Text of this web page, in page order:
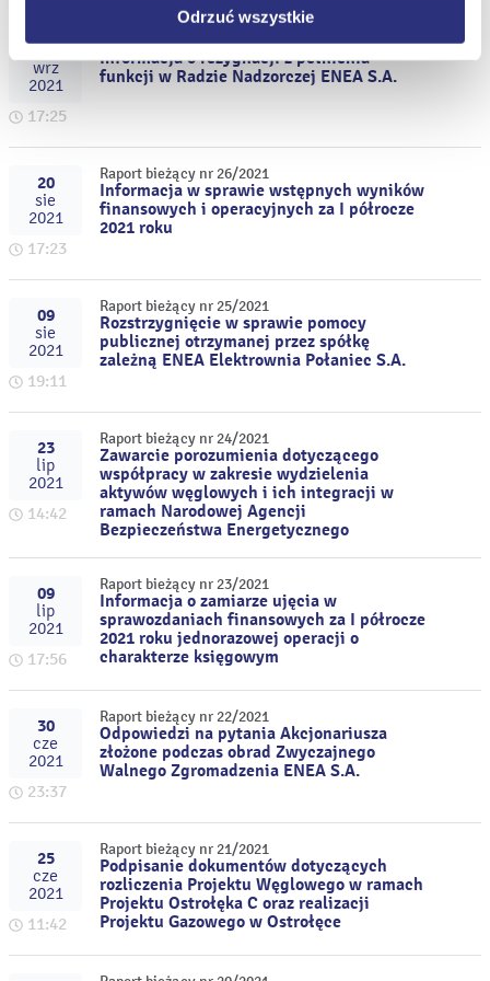
Odrzuć wszystkie
15
wrz
2021
17:25
Raport bieżący nr 27/2021
Informacja o rezygnacji z pełnienia
funkcji w Radzie Nadzorczej ENEA S.A.
20
sie
2021
17:23
Raport bieżący nr 26/2021
Informacja w sprawie wstępnych wyników
finansowych i operacyjnych za I półrocze
2021 roku
09
sie
2021
19:11
Raport bieżący nr 25/2021
Rozstrzygnięcie w sprawie pomocy
publicznej otrzymanej przez spółkę
zależną ENEA Elektrownia Połaniec S.A.
23
lip
2021
14:42
Raport bieżący nr 24/2021
Zawarcie porozumienia dotyczącego
współpracy w zakresie wydzielenia
aktywów węglowych i ich integracji w
ramach Narodowej Agencji
Bezpieczeństwa Energetycznego
09
lip
2021
17:56
Raport bieżący nr 23/2021
Informacja o zamiarze ujęcia w
sprawozdaniach finansowych za I półrocze
2021 roku jednorazowej operacji o
charakterze księgowym
30
cze
2021
23:37
Raport bieżący nr 22/2021
Odpowiedzi na pytania Akcjonariusza
złożone podczas obrad Zwyczajnego
Walnego Zgromadzenia ENEA S.A.
25
cze
2021
11:42
Raport bieżący nr 21/2021
Podpisanie dokumentów dotyczących
rozliczenia Projektu Węglowego w ramach
Projektu Ostrołęka C oraz realizacji
Projektu Gazowego w Ostrołęce